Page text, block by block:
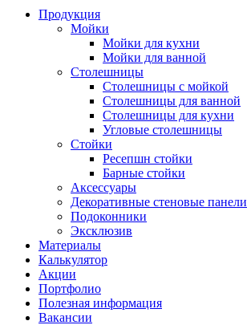
Продукция
Мойки
Мойки для кухни
Мойки для ванной
Столешницы
Столешницы с мойкой
Столешницы для ванной
Столешницы для кухни
Угловые столешницы
Стойки
Ресепшн стойки
Барные стойки
Аксессуары
Декоративные стеновые панели
Подоконники
Эксклюзив
Материалы
Калькулятор
Акции
Портфолио
Полезная информация
Вакансии